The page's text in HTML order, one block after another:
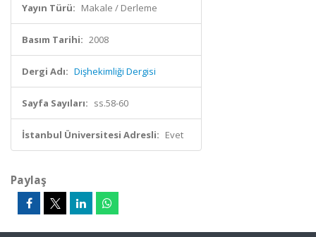
Yayın Türü: Makale / Derleme
Basım Tarihi: 2008
Dergi Adı: Dişhekimliği Dergisi
Sayfa Sayıları: ss.58-60
İstanbul Üniversitesi Adresli: Evet
Paylaş